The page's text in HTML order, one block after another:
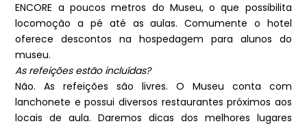
ENCORE a poucos metros do Museu, o que possibilita
locomoção a pé até as aulas. Comumente o hotel
oferece descontos na hospedagem para alunos do
museu.
As refeições estão incluídas?
Não. As refeições são livres. O Museu conta com
lanchonete e possui diversos restaurantes próximos aos
locais de aula. Daremos dicas dos melhores lugares